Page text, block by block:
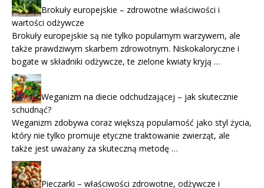
Brokuły europejskie – zdrowotne właściwości i
wartości odżywcze
Brokuły europejskie są nie tylko popularnym warzywem, ale
także prawdziwym skarbem zdrowotnym. Niskokaloryczne i
bogate w składniki odżywcze, te zielone kwiaty kryją …
Weganizm na diecie odchudzającej – jak skutecznie
schudnąć?
Weganizm zdobywa coraz większą popularność jako styl życia,
który nie tylko promuje etyczne traktowanie zwierząt, ale
także jest uważany za skuteczną metodę …
Pieczarki – właściwości zdrowotne, odżywcze i